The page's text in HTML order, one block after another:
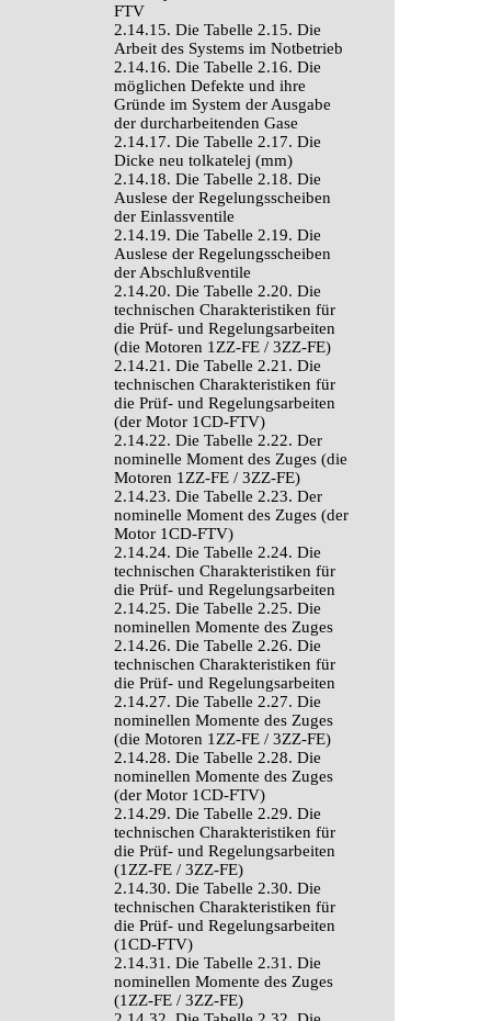
FTV
2.14.15. Die Tabelle 2.15. Die
Arbeit des Systems im Notbetrieb
2.14.16. Die Tabelle 2.16. Die
möglichen Defekte und ihre
Gründe im System der Ausgabe
der durcharbeitenden Gase
2.14.17. Die Tabelle 2.17. Die
Dicke neu tolkatelej (mm)
2.14.18. Die Tabelle 2.18. Die
Auslese der Regelungsscheiben
der Einlassventile
2.14.19. Die Tabelle 2.19. Die
Auslese der Regelungsscheiben
der Abschlußventile
2.14.20. Die Tabelle 2.20. Die
technischen Charakteristiken für
die Prüf- und Regelungsarbeiten
(die Motoren 1ZZ-FE / 3ZZ-FE)
2.14.21. Die Tabelle 2.21. Die
technischen Charakteristiken für
die Prüf- und Regelungsarbeiten
(der Motor 1CD-FTV)
2.14.22. Die Tabelle 2.22. Der
nominelle Moment des Zuges (die
Motoren 1ZZ-FE / 3ZZ-FE)
2.14.23. Die Tabelle 2.23. Der
nominelle Moment des Zuges (der
Motor 1CD-FTV)
2.14.24. Die Tabelle 2.24. Die
technischen Charakteristiken für
die Prüf- und Regelungsarbeiten
2.14.25. Die Tabelle 2.25. Die
nominellen Momente des Zuges
2.14.26. Die Tabelle 2.26. Die
technischen Charakteristiken für
die Prüf- und Regelungsarbeiten
2.14.27. Die Tabelle 2.27. Die
nominellen Momente des Zuges
(die Motoren 1ZZ-FE / 3ZZ-FE)
2.14.28. Die Tabelle 2.28. Die
nominellen Momente des Zuges
(der Motor 1CD-FTV)
2.14.29. Die Tabelle 2.29. Die
technischen Charakteristiken für
die Prüf- und Regelungsarbeiten
(1ZZ-FE / 3ZZ-FE)
2.14.30. Die Tabelle 2.30. Die
technischen Charakteristiken für
die Prüf- und Regelungsarbeiten
(1CD-FTV)
2.14.31. Die Tabelle 2.31. Die
nominellen Momente des Zuges
(1ZZ-FE / 3ZZ-FE)